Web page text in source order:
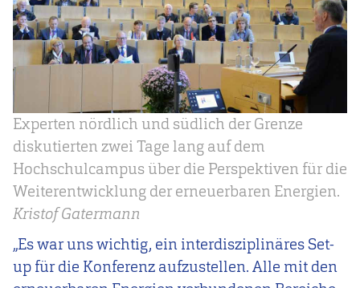
Experten nördlich und südlich der Grenze
diskutierten zwei Tage lang auf dem
Hochschulcampus über die Perspektiven für die
Weiterentwicklung der erneuerbaren Energien.
Kristof Gatermann
„Es war uns wichtig, ein interdisziplinäres Set-
up für die Konferenz aufzustellen. Alle mit den